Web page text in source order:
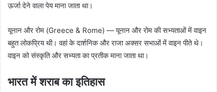
ऊर्जा देने वाला पेय माना जाता था।
यूनान और रोम (Greece & Rome) — यूनान और रोम की सभ्यताओं में वाइन
बहुत लोकप्रिय थी। वहां के दार्शनिक और राजा अक्सर सभाओं में वाइन पीते थे।
वाइन को संस्कृति और सभ्यता का प्रतीक माना जाता था।
भारत में शराब का इतिहास